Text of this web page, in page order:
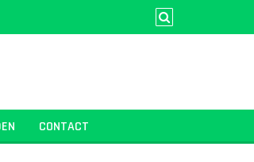
CONTACT